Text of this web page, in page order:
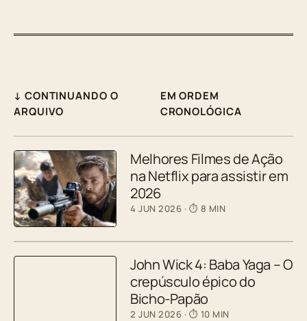
↓ CONTINUANDO O
ARQUIVO
EM ORDEM
CRONOLÓGICA
Melhores Filmes de Ação
na Netflix para assistir em
2026
4 JUN 2026 · ⏱ 8 MIN
John Wick 4: Baba Yaga – O
crepúsculo épico do
Bicho-Papão
2 JUN 2026 · ⏱ 10 MIN